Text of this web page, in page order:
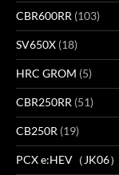
CBR600RR (103)
SV650X (18)
HRC GROM (5)
CBR250RR (51)
CB250R (19)
PCX e:HEV（JK06）